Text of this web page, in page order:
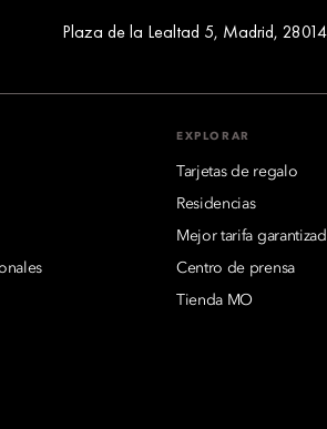
Plaza de la Lealtad 5, Madrid,
EXPLORAR
Tarjetas de regalo
Residencias
Mejor tarifa
Centro de prensa
Tienda MO